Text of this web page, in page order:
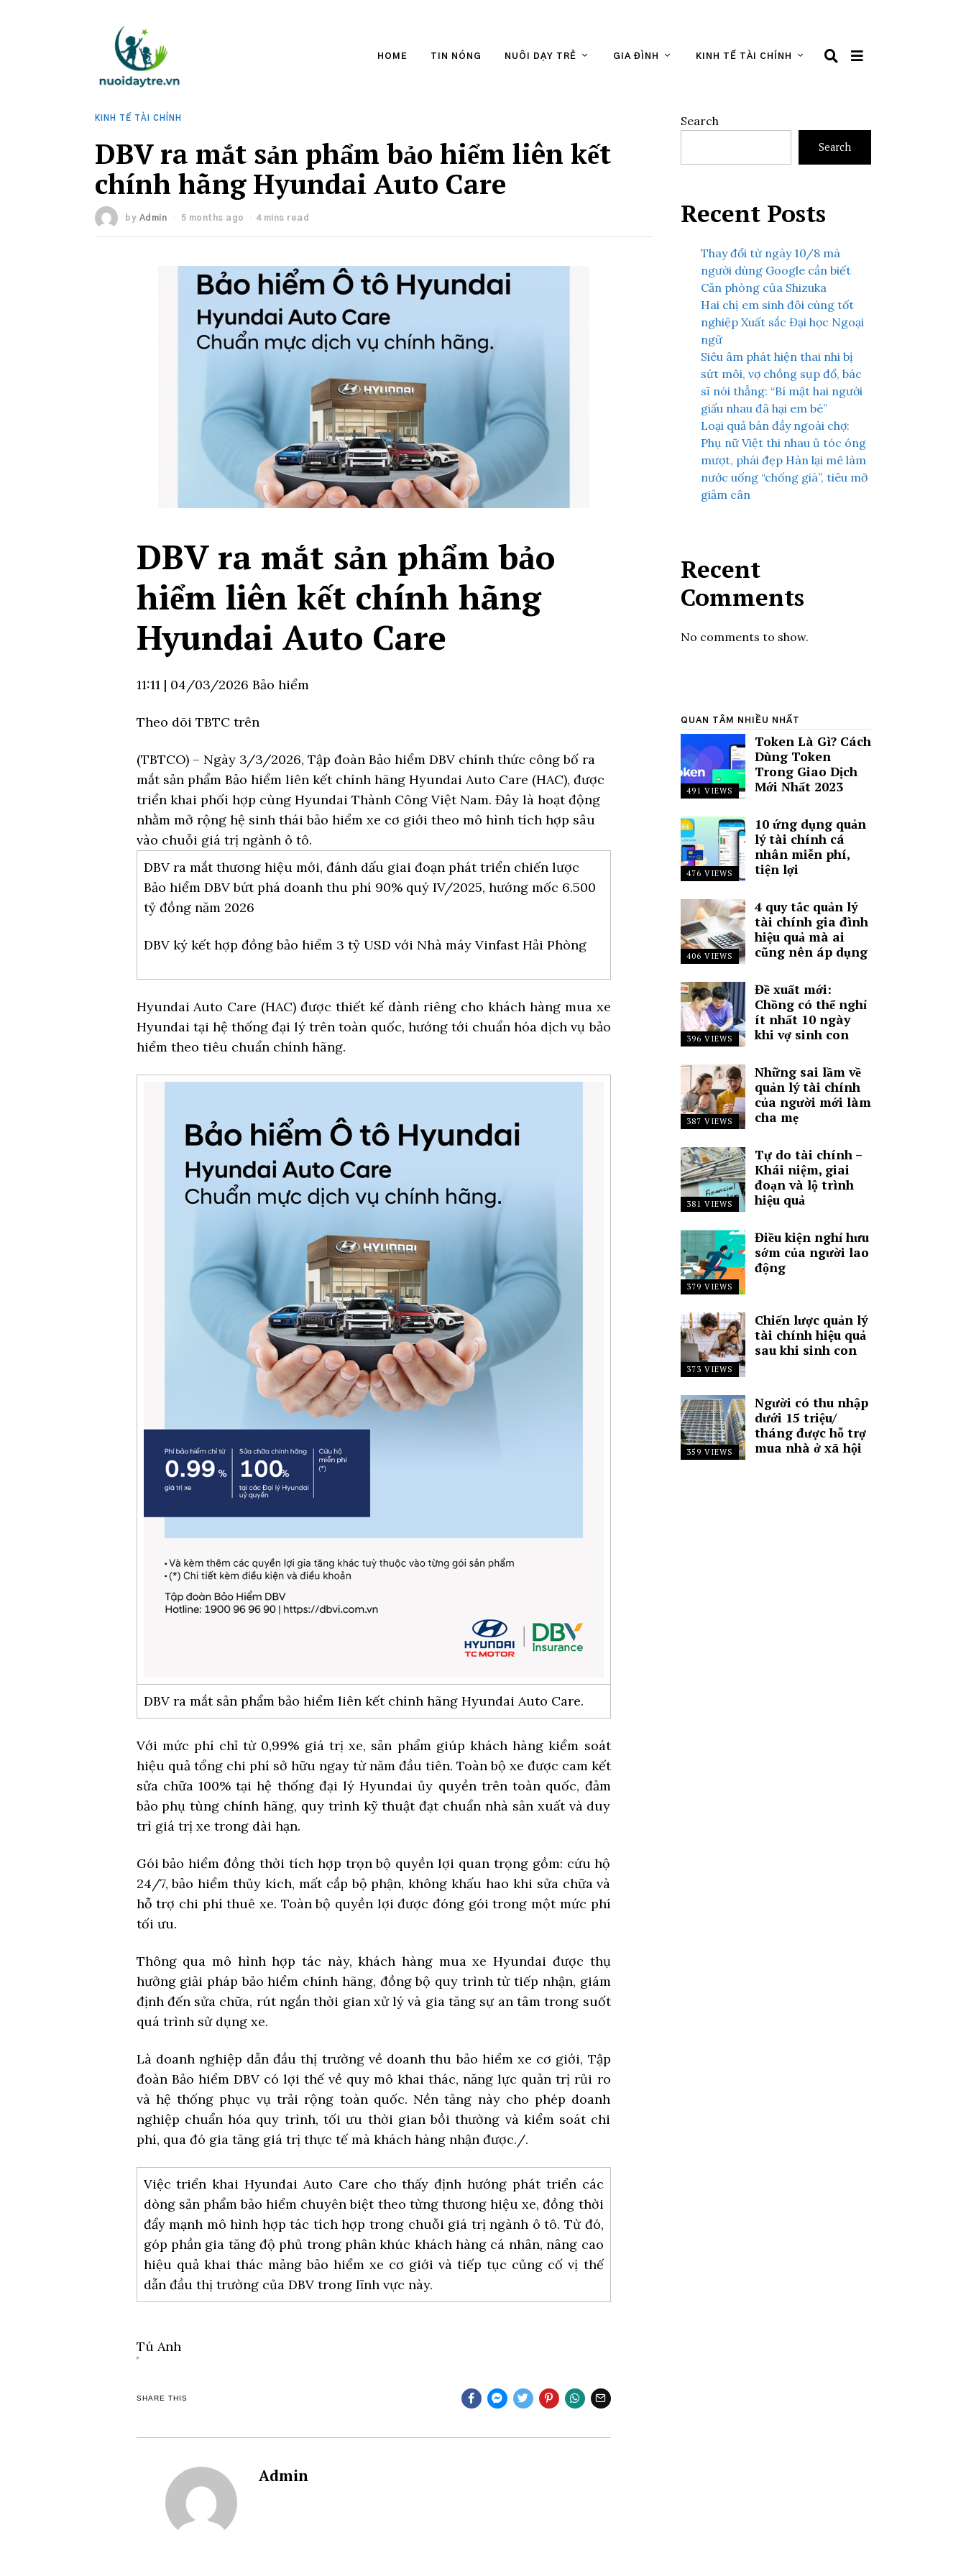
HOME TIN NÓNG NUÔI DẠY TRẺ GIA ĐÌNH KINH TẾ TÀI CHÍNH
KINH TẾ TÀI CHÍNH
DBV ra mắt sản phẩm bảo hiểm liên kết
chính hãng Hyundai Auto Care
by Admin 5 months ago 4 mins read
DBV ra mắt sản phẩm bảo
hiểm liên kết chính hãng
Hyundai Auto Care
11:11| 04/03/2026 Bảo hiểm
Theo dõi TBTC trên
(TBTCO) – Ngày 3/3/2026, Tập đoàn Bảo hiểm DBV chính thức công bố ra
mắt sản phẩm Bảo hiểm liên kết chính hãng Hyundai Auto Care (HAC), được
triển khai phối hợp cùng Hyundai Thành Công Việt Nam. Đây là hoạt động
nhằm mở rộng hệ sinh thái bảo hiểm xe cơ giới theo mô hình tích hợp sâu
vào chuỗi giá trị ngành ô tô.
DBV ra mắt thương hiệu mới, đánh dấu giai đoạn phát triển chiến lược
Bảo hiểm DBV bứt phá doanh thu phí 90% quý IV/2025, hướng mốc 6.500
tỷ đồng năm 2026
DBV ký kết hợp đồng bảo hiểm 3 tỷ USD với Nhà máy Vinfast Hải Phòng
Hyundai Auto Care (HAC) được thiết kế dành riêng cho khách hàng mua xe
Hyundai tại hệ thống đại lý trên toàn quốc, hướng tới chuẩn hóa dịch vụ bảo
hiểm theo tiêu chuẩn chính hãng.
DBV ra mắt sản phẩm bảo hiểm liên kết chính hãng Hyundai Auto Care.
Với mức phí chỉ từ 0,99% giá trị xe, sản phẩm giúp khách hàng kiểm soát
hiệu quả tổng chi phí sở hữu ngay từ năm đầu tiên. Toàn bộ xe được cam kết
sửa chữa 100% tại hệ thống đại lý Hyundai ủy quyền trên toàn quốc, đảm
bảo phụ tùng chính hãng, quy trình kỹ thuật đạt chuẩn nhà sản xuất và duy
trì giá trị xe trong dài hạn.
Gói bảo hiểm đồng thời tích hợp trọn bộ quyền lợi quan trọng gồm: cứu hộ
24/7, bảo hiểm thủy kích, mất cắp bộ phận, không khấu hao khi sửa chữa và
hỗ trợ chi phí thuê xe. Toàn bộ quyền lợi được đóng gói trong một mức phí
tối ưu.
Thông qua mô hình hợp tác này, khách hàng mua xe Hyundai được thụ
hưởng giải pháp bảo hiểm chính hãng, đồng bộ quy trình từ tiếp nhận, giám
định đến sửa chữa, rút ngắn thời gian xử lý và gia tăng sự an tâm trong suốt
quá trình sử dụng xe.
Là doanh nghiệp dẫn đầu thị trường về doanh thu bảo hiểm xe cơ giới, Tập
đoàn Bảo hiểm DBV có lợi thế về quy mô khai thác, năng lực quản trị rủi ro
và hệ thống phục vụ trải rộng toàn quốc. Nền tảng này cho phép doanh
nghiệp chuẩn hóa quy trình, tối ưu thời gian bồi thường và kiểm soát chi
phí, qua đó gia tăng giá trị thực tế mà khách hàng nhận được./.
Việc triển khai Hyundai Auto Care cho thấy định hướng phát triển các
dòng sản phẩm bảo hiểm chuyên biệt theo từng thương hiệu xe, đồng thời
đẩy mạnh mô hình hợp tác tích hợp trong chuỗi giá trị ngành ô tô. Từ đó,
góp phần gia tăng độ phủ trong phân khúc khách hàng cá nhân, nâng cao
hiệu quả khai thác mảng bảo hiểm xe cơ giới và tiếp tục củng cố vị thế
dẫn đầu thị trường của DBV trong lĩnh vực này.
Tú Anh
SHARE THIS
Admin
Search
Search
Recent Posts
Thay đổi từ ngày 10/8 mà
người dùng Google cần biết
Căn phòng của Shizuka
Hai chị em sinh đôi cùng tốt
nghiệp Xuất sắc Đại học Ngoại
ngữ
Siêu âm phát hiện thai nhi bị
sứt môi, vợ chồng sụp đổ, bác
sĩ nói thẳng: “Bí mật hai người
giấu nhau đã hại em bé”
Loại quả bán đầy ngoài chợ:
Phụ nữ Việt thi nhau ủ tóc óng
mượt, phái đẹp Hàn lại mê làm
nước uống “chống già”, tiêu mỡ
giảm cân
Recent
Comments
No comments to show.
QUAN TÂM NHIỀU NHẤT
491 VIEWS
Token Là Gì? Cách
Dùng Token
Trong Giao Dịch
Mới Nhất 2023
476 VIEWS
10 ứng dụng quản
lý tài chính cá
nhân miễn phí,
tiện lợi
406 VIEWS
4 quy tắc quản lý
tài chính gia đình
hiệu quả mà ai
cũng nên áp dụng
396 VIEWS
Đề xuất mới:
Chồng có thể nghỉ
ít nhất 10 ngày
khi vợ sinh con
387 VIEWS
Những sai lầm về
quản lý tài chính
của người mới làm
cha mẹ
381 VIEWS
Tự do tài chính –
Khái niệm, giai
đoạn và lộ trình
hiệu quả
379 VIEWS
Điều kiện nghỉ hưu
sớm của người lao
động
373 VIEWS
Chiến lược quản lý
tài chính hiệu quả
sau khi sinh con
359 VIEWS
Người có thu nhập
dưới 15 triệu/
tháng được hỗ trợ
mua nhà ở xã hội